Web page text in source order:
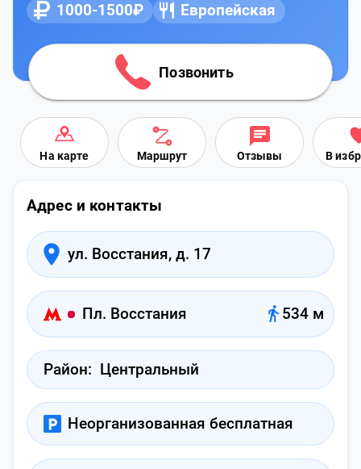
1000-1500₽ Европейская
Позвонить
На карте Маршрут Отзывы В
Адрес и контакты
ул. Восстания, д. 17
Пл. Восстания 534 м
Район: Центральный
Неорганизованная бесплатная